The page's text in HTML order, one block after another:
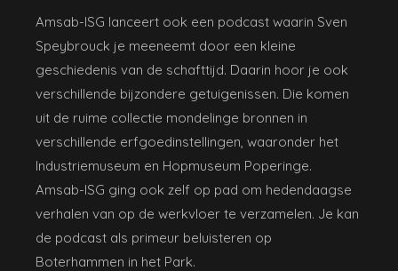
Amsab-ISG lanceert ook een podcast waarin Sven
Speybrouck je meeneemt door een kleine
geschiedenis van de schafttijd. Daarin hoor je ook
verschillende bijzondere getuigenissen. Die komen
uit de ruime collectie mondelinge bronnen in
verschillende erfgoedinstellingen, waaronder het
Industriemuseum en Hopmuseum Poperinge.
Amsab-ISG ging ook zelf op pad om hedendaagse
verhalen van op de werkvloer te verzamelen. Je kan
de podcast als primeur beluisteren op
Boterhammen in het Park.